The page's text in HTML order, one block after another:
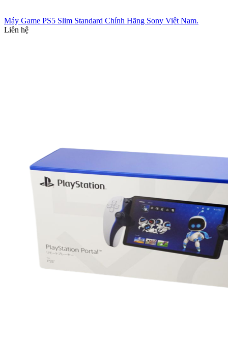
Máy Game PS5 Slim Standard Chính Hãng Sony Việt Nam.
Liên hệ